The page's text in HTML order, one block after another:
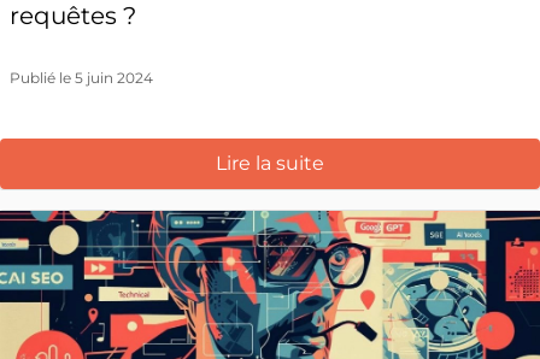
requêtes ?
Publié le 5 juin 2024
Lire la suite